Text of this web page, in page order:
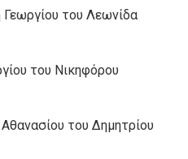
του Λεωνίδα
του Νικηφόρου
του Δημητρίου